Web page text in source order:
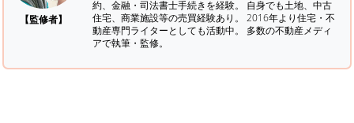
【監修者】
約、金融・司法書士手続きを経験。 自身でも土地、中古
住宅、商業施設等の売買経験あり。 2016年より住宅・不
動産専門ライターとしても活動中。 多数の不動産メディ
アで執筆・監修。